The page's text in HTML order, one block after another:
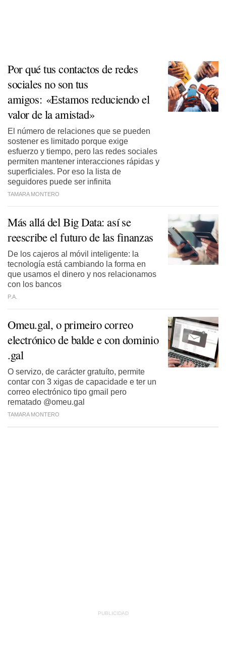
Por qué tus contactos de redes
sociales no son tus
amigos: «Estamos reduciendo el
valor de la amistad»
El número de relaciones que se pueden
sostener es limitado porque exige
esfuerzo y tiempo, pero las redes sociales
permiten mantener interacciones rápidas y
superficiales. Por eso la lista de
seguidores puede ser infinita
TAMARA MONTERO
Más allá del Big Data: así se
reescribe el futuro de las finanzas
De los cajeros al móvil inteligente: la
tecnología está cambiando la forma en
que usamos el dinero y nos relacionamos
con los bancos
P.A.
Omeu.gal, o primeiro correo
electrónico de balde e con dominio
.gal
O servizo, de carácter gratuíto, permite
contar con 3 xigas de capacidade e ter un
correo electrónico tipo gmail pero
rematado @omeu.gal
TAMARA MONTERO